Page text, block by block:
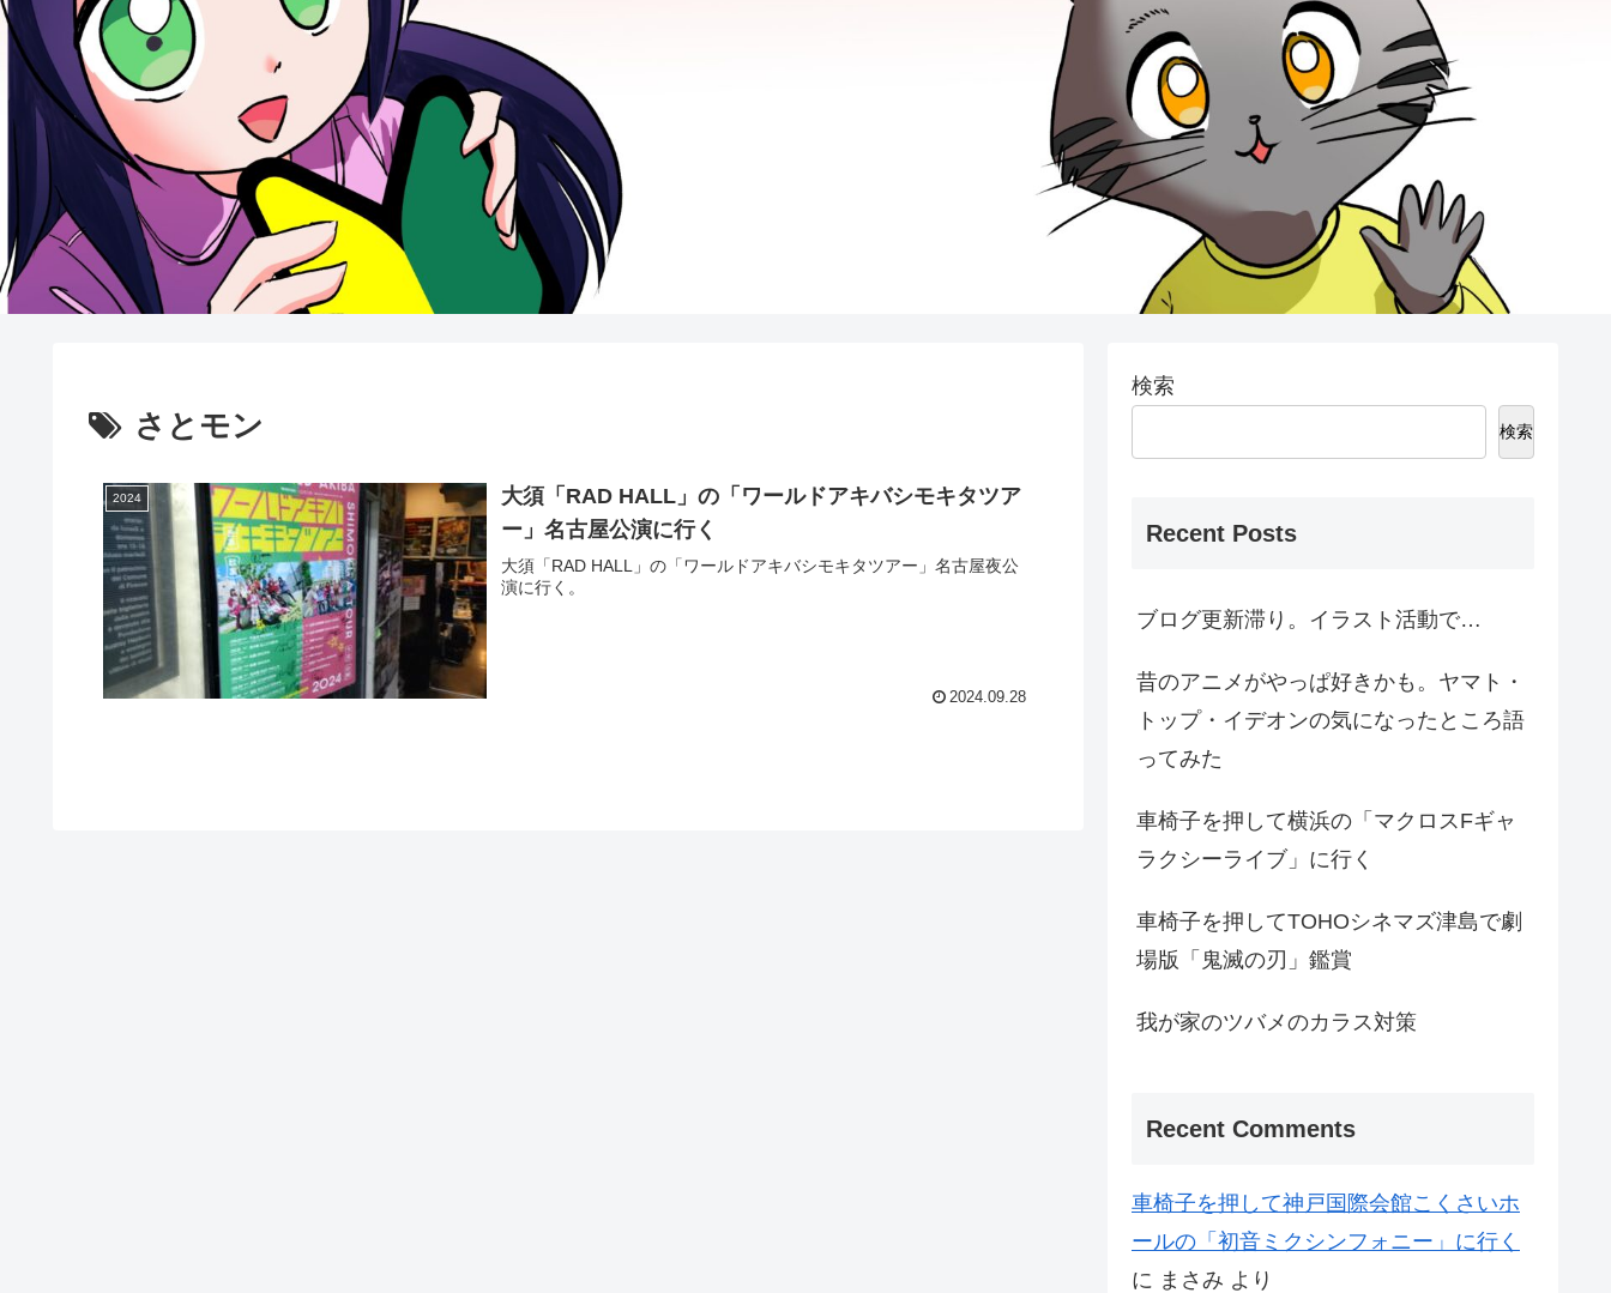
さとモン
2024
大須「RAD HALL」の「ワールドアキバシモキタツア
ー」名古屋公演に行く
大須「RAD HALL」の「ワールドアキバシモキタツアー」名古屋夜公
演に行く。
2024.09.28
検索
検索
Recent Posts
ブログ更新滞り。イラスト活動で…
昔のアニメがやっぱ好きかも。ヤマト・
トップ・イデオンの気になったところ語
ってみた
車椅子を押して横浜の「マクロスFギャ
ラクシーライブ」に行く
車椅子を押してTOHOシネマズ津島で劇
場版「鬼滅の刃」鑑賞
我が家のツバメのカラス対策
Recent Comments
車椅子を押して神戸国際会館こくさいホ
ールの「初音ミクシンフォニー」に行く
に まさみ より